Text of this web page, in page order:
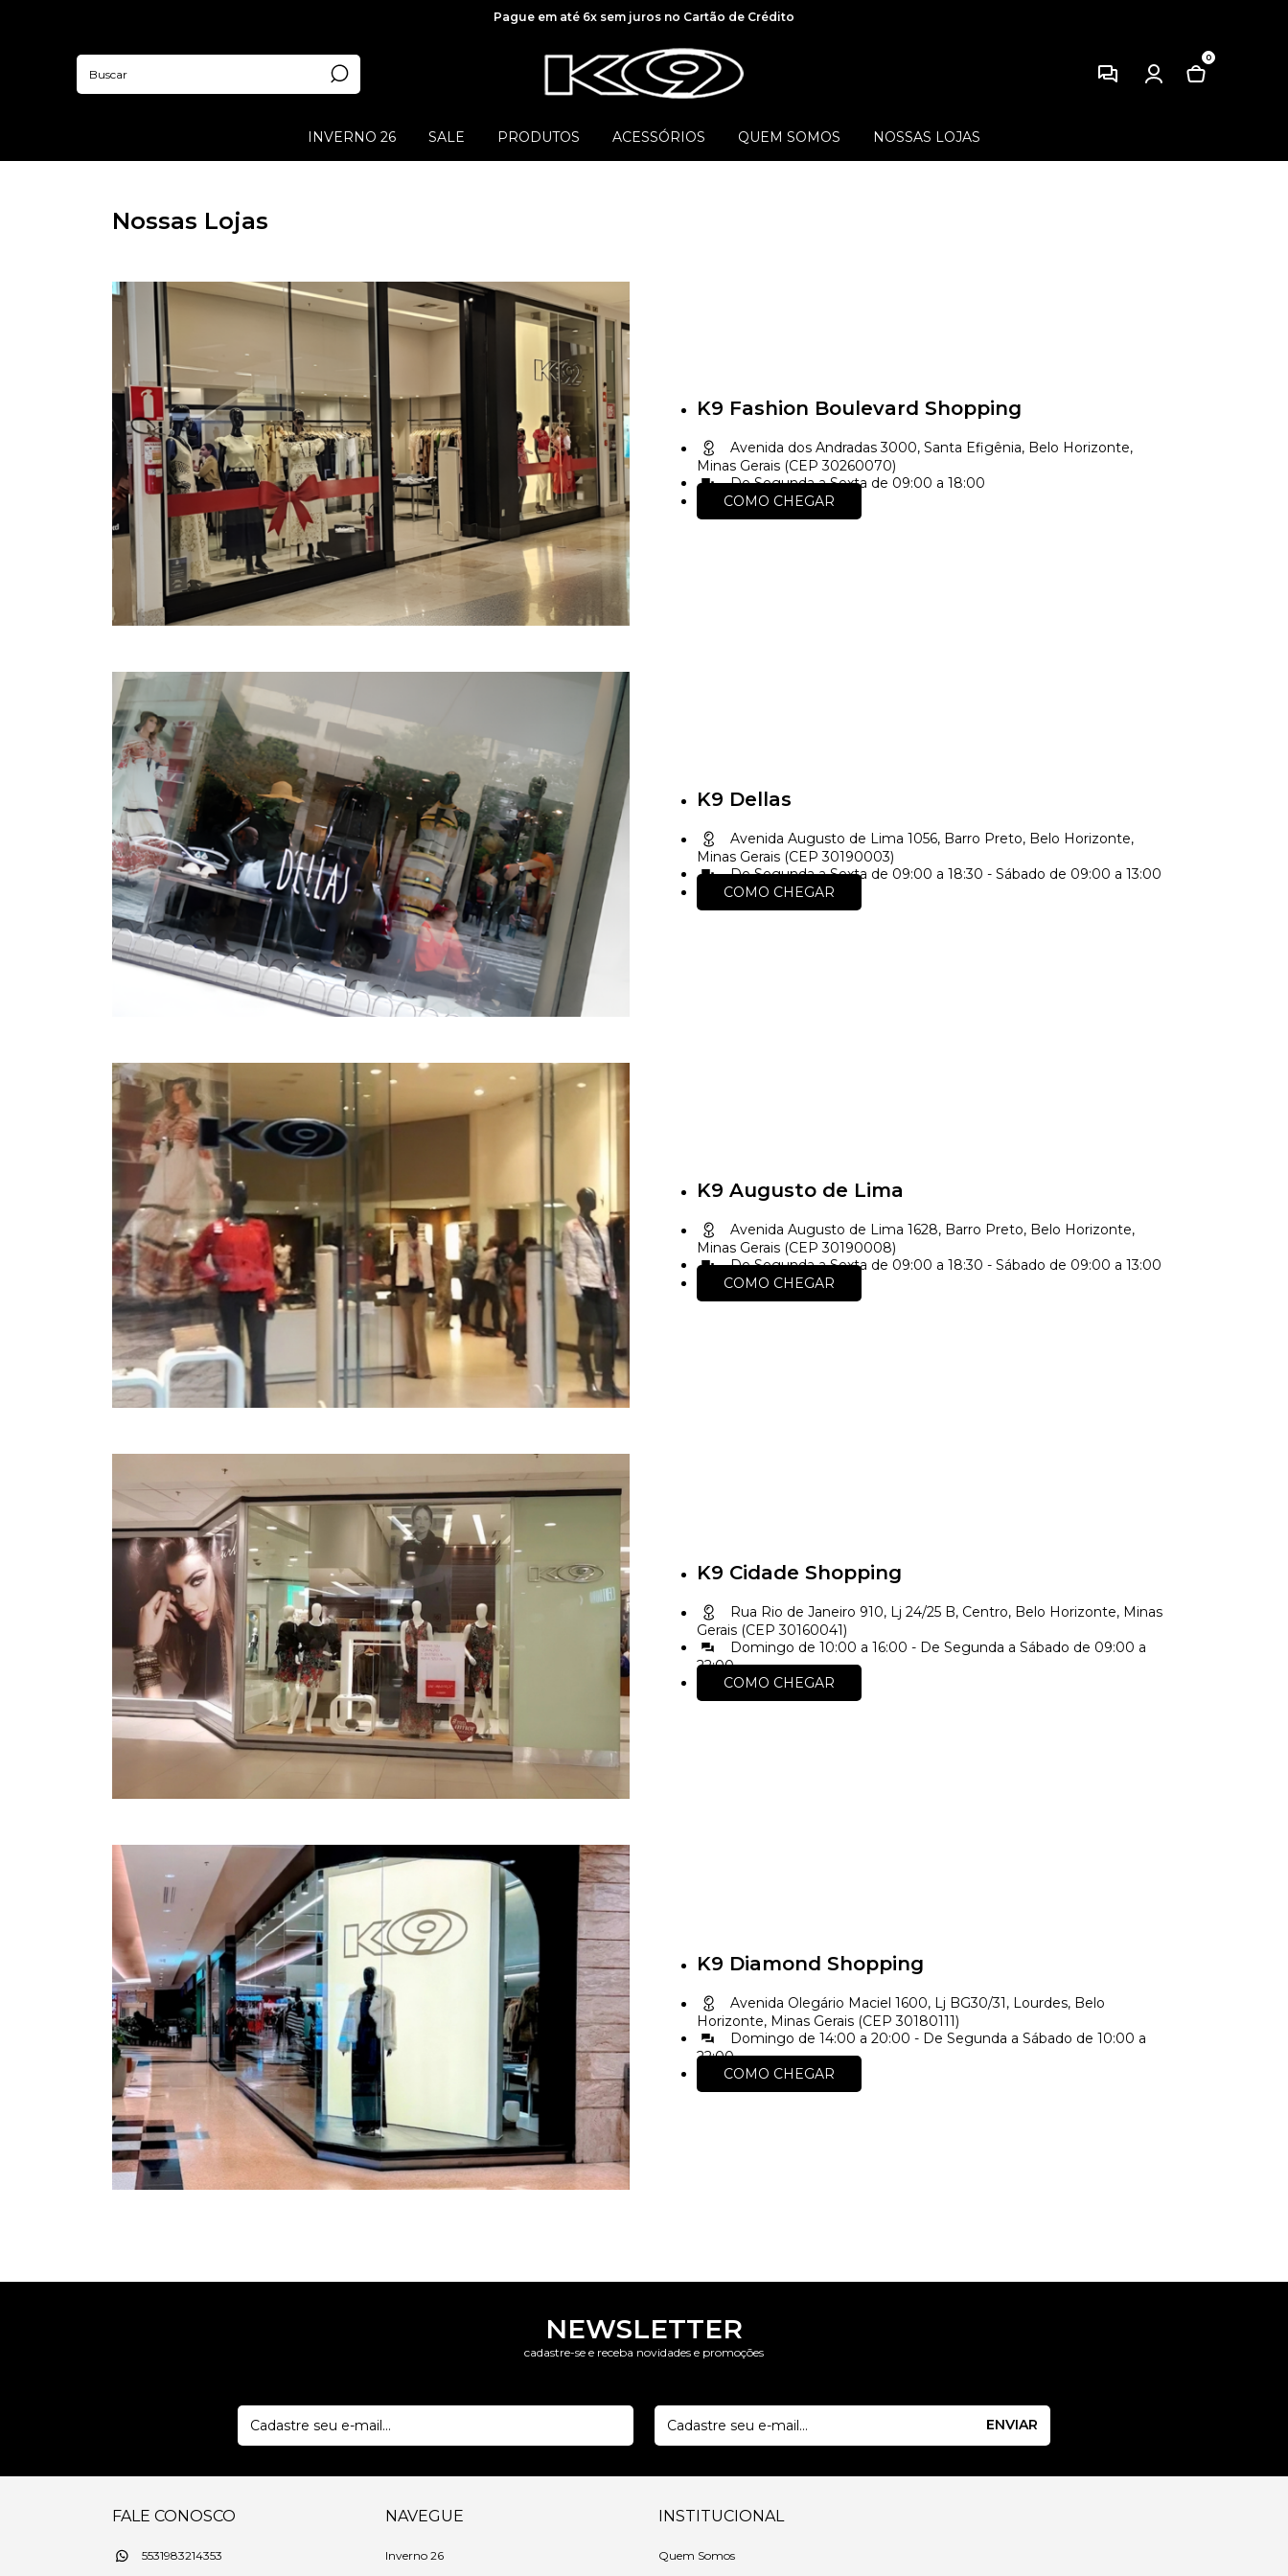
Pague em até 6x sem juros no Cartão de Crédito
0
INVERNO 26 SALE PRODUTOS ACESSÓRIOS QUEM SOMOS NOSSAS LOJAS
Nossas Lojas
K9 Fashion Boulevard Shopping
Avenida dos Andradas 3000, Santa Efigênia, Belo Horizonte,
Minas Gerais (CEP 30260070)
De Segunda a Sexta de 09:00 a 18:00
COMO CHEGAR
K9 Dellas
Avenida Augusto de Lima 1056, Barro Preto, Belo Horizonte,
Minas Gerais (CEP 30190003)
De Segunda a Sexta de 09:00 a 18:30 - Sábado de 09:00 a 13:00
COMO CHEGAR
K9 Augusto de Lima
Avenida Augusto de Lima 1628, Barro Preto, Belo Horizonte,
Minas Gerais (CEP 30190008)
De Segunda a Sexta de 09:00 a 18:30 - Sábado de 09:00 a 13:00
COMO CHEGAR
K9 Cidade Shopping
Rua Rio de Janeiro 910, Lj 24/25 B, Centro, Belo Horizonte, Minas
Gerais (CEP 30160041)
Domingo de 10:00 a 16:00 - De Segunda a Sábado de 09:00 a
22:00
COMO CHEGAR
K9 Diamond Shopping
Avenida Olegário Maciel 1600, Lj BG30/31, Lourdes, Belo
Horizonte, Minas Gerais (CEP 30180111)
Domingo de 14:00 a 20:00 - De Segunda a Sábado de 10:00 a
22:00
COMO CHEGAR
NEWSLETTER
cadastre-se e receba novidades e promoções
FALE CONOSCO
5531983214353
NAVEGUE
Inverno 26
INSTITUCIONAL
Quem Somos